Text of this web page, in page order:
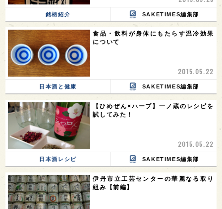
銘柄紹介 SAKETIMES編集部
食品・飲料が身体にもたらす温冷効果
について
2015.05.22
日本酒と健康 SAKETIMES編集部
【ひめぜん×ハーブ】一ノ蔵のレシピを
試してみた！
2015.05.22
日本酒レシピ SAKETIMES編集部
伊丹市立工芸センターの華麗なる取り
組み【前編】